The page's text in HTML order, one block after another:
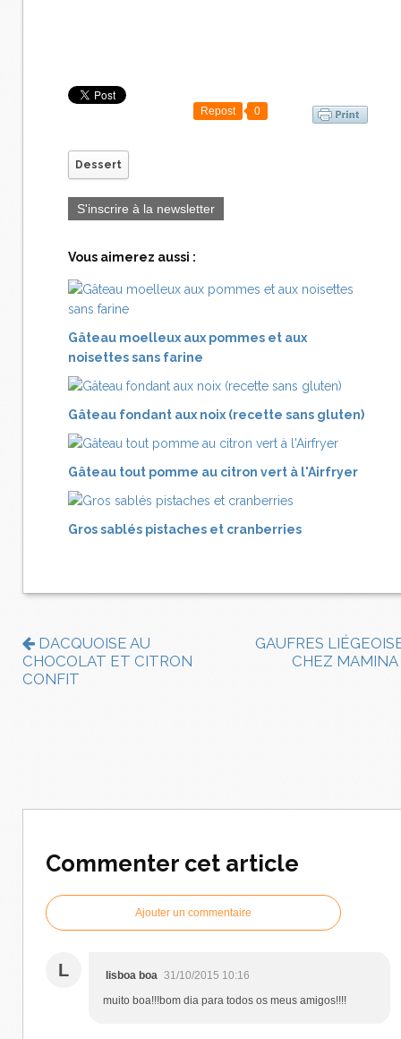
Repost 0
Dessert
S'inscrire à la newsletter
Vous aimerez aussi :
Gâteau moelleux aux pommes et aux
noisettes sans farine
Gâteau fondant aux noix (recette sans gluten)
Gâteau tout pomme au citron vert à l'Airfryer
Gros sablés pistaches et cranberries
DACQUOISE AU
CHOCOLAT ET CITRON
CONFIT
GAUFRES
CHEZ MAMINA
Commenter cet article
Ajouter un commentaire
L lisboa boa 31/10/2015 10:16
muito boa!!!bom dia para todos os meus amigos!!!!